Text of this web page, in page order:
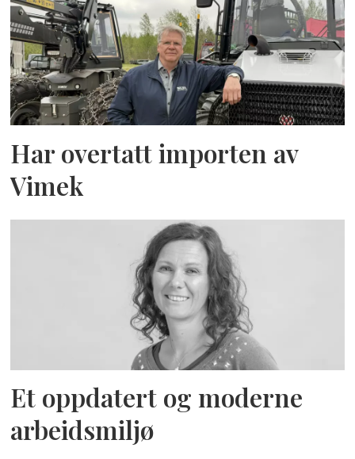
Har overtatt importen av
Vimek
Et oppdatert og moderne
arbeidsmiljø